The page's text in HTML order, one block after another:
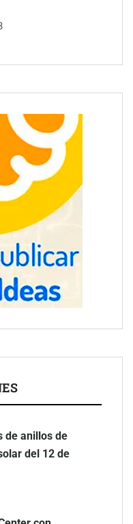
de anillos de
del 12 de